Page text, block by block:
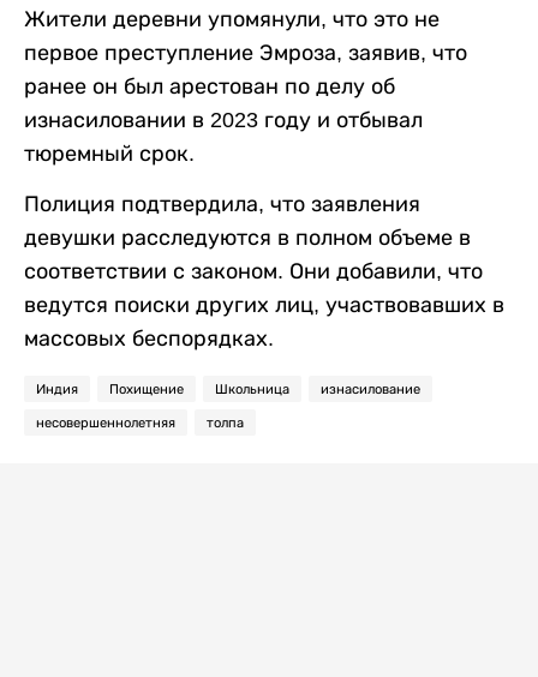
Жители деревни упомянули, что это не
первое преступление Эмроза, заявив, что
ранее он был арестован по делу об
изнасиловании в 2023 году и отбывал
тюремный срок.
Полиция подтвердила, что заявления
девушки расследуются в полном объеме в
соответствии с законом. Они добавили, что
ведутся поиски других лиц, участвовавших в
массовых беспорядках.
Индия Похищение Школьница изнасилование
несовершеннолетняя толпа